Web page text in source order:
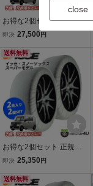
お得な2個セット 正規品
布製 ISSE サイズ74 スー
スノーソックス 非金属 タ
イヤチェーン ジャッキア
ップ不要
即決 27,500 円
送料無料
お得な2個セット 正規品
布製 ISSE サイズ62 スー
スノーソックス 非金属 タ
即決 25,350 円
送料無料
close